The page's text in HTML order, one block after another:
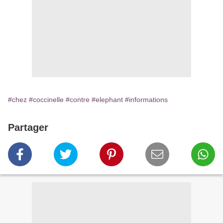
#chez #coccinelle #contre #elephant #informations
Partager